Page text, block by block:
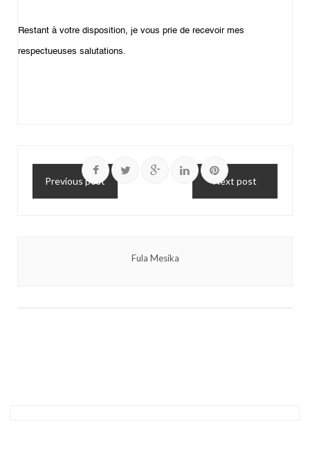
Restant à votre disposition, je vous prie de recevoir mes
respectueuses salutations.
Previous post Next post
Fula Mesika